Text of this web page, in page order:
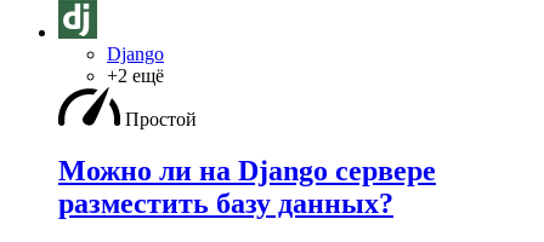
Django
+2 ещё
Простой
Можно ли на Django сервере
разместить базу данных?